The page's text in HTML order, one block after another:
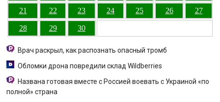
21 22 23 24 25 26 27
28 29 30
Врач раскрыл, как распознать опасный тромб
Обломки дрона повредили склад Wildberries
Названа готовая вместе с Россией воевать с Украиной «по
полной» страна